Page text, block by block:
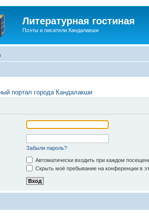
Литературная гостиная
Поэты и писатели Кандалакши
портал города Кандалакши
Забыли пароль?
Автоматически входить при каждом
Скрыть моё пребывание на конференции в